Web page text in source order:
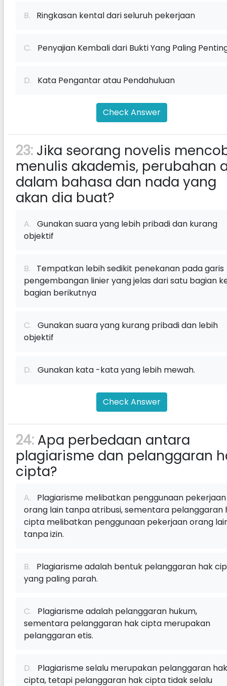
B. Ringkasan kental dari seluruh pekerjaan
C. Penyajian Kembali dari Bukti Yang Paling
D. Kata Pengantar atau Pendahuluan
Check Answer
23: Jika seorang novelis
menulis akademis, perubahan
dalam bahasa dan nada yang
akan dia buat?
A. Gunakan suara yang lebih pribadi dan kurang
objektif
B. Tempatkan lebih sedikit penekanan pada garis
pengembangan linier yang jelas dari satu bagian
bagian berikutnya
C. Gunakan suara yang kurang pribadi dan lebih
objektif
D. Gunakan kata -kata yang lebih mewah.
Check Answer
24: Apa perbedaan antara
plagiarisme dan pelanggaran
cipta?
A. Plagiarisme melibatkan penggunaan pekerjaan
orang lain tanpa atribusi, sementara pelanggaran
cipta melibatkan penggunaan pekerjaan orang
tanpa izin.
B. Plagiarisme adalah bentuk pelanggaran hak
yang paling parah.
C. Plagiarisme adalah pelanggaran hukum,
sementara pelanggaran hak cipta merupakan
pelanggaran etis.
D. Plagiarisme selalu merupakan pelanggaran hak
cipta, tetapi pelanggaran hak cipta tidak selalu